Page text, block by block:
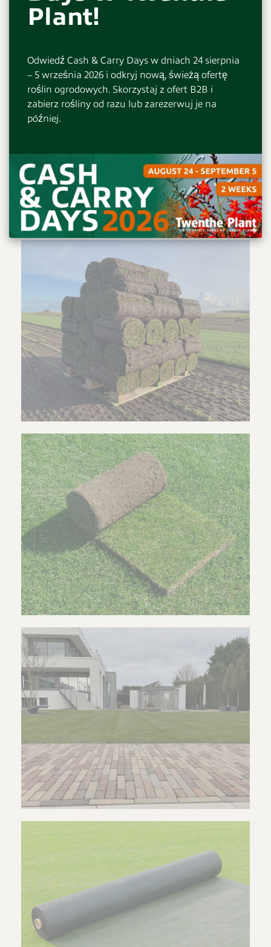
Plant!
Odwiedź Cash & Carry Days w dniach 24 sierpnia
– 5 września 2026 i odkryj nową, świeżą ofertę
roślin ogrodowych. Skorzystaj z ofert B2B i
zabierz rośliny od razu lub zarezerwuj je na
później.